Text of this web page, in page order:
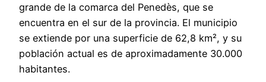
grande de la comarca del Penedès, que se
encuentra en el sur de la provincia. El municipio
se extiende por una superficie de 62,8 km², y su
población actual es de aproximadamente 30.000
habitantes.